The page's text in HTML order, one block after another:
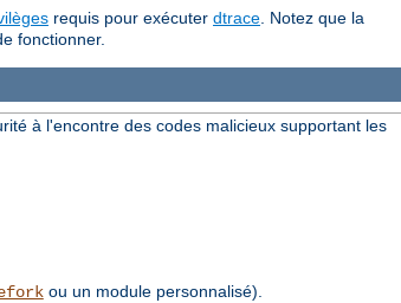
requis pour exécuter dtrace. Notez que la
fonctionner.
à l'encontre des codes malicieux supportant les
ou un module personnalisé).